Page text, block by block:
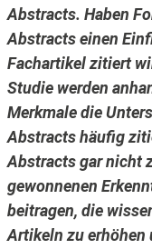
Abstracts. Haben
Abstracts einen
Fachartikel zitiert
Studie werden
Merkmale die
Abstracts häufig
Abstracts gar nicht
gewonnenen
beitragen, die
Artikeln zu erhöhen